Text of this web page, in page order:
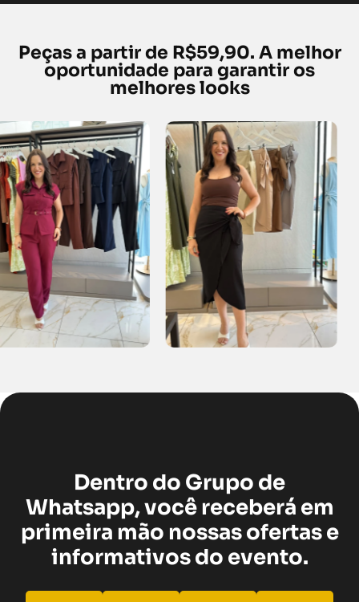
Peças a partir de R$59,90. A melhor
oportunidade para garantir os
melhores looks
Dentro do Grupo de
Whatsapp, você receberá em
primeira mão nossas ofertas e
informativos do evento.